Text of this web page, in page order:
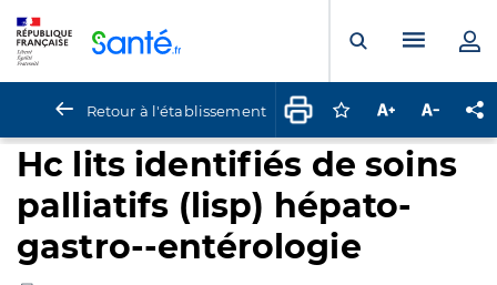
Ouvrir laMenu
Retour à l'établissement Connectez-vous
Augmenter la
Hc lits identifiés de soins
palliatifs (lisp) hépato-
gastro--entérologie